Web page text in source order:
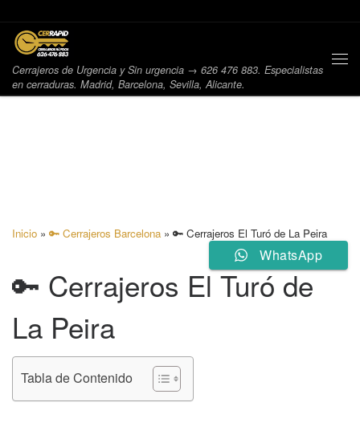
Cerrajeros de Urgencia y Sin urgencia → 626 476 883. Especialistas
en cerraduras. Madrid, Barcelona, Sevilla, Alicante.
Inicio » 🔑 Cerrajeros Barcelona » 🔑 Cerrajeros El Turó de La Peira
🔑 Cerrajeros El Turó de
La Peira
Tabla de Contenido
WhatsApp